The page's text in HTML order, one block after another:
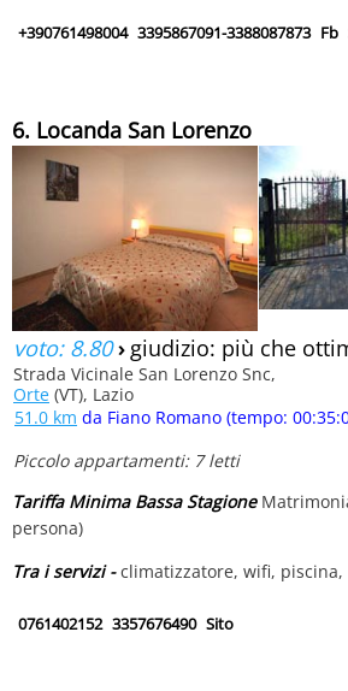
+390761498004 3395867091-3388087873 Fb
6. Locanda San Lorenzo
voto: 8.80› giudizio: più che
Strada Vicinale San Lorenzo Snc,
Orte (VT), Lazio
51.0 km da Fiano Romano (tempo:
Piccolo appartamenti: 7 letti
Tariffa Minima Bassa Stagione
persona)
Tra i servizi -climatizzatore, wifi, piscina,
0761402152 3357676490 Sito